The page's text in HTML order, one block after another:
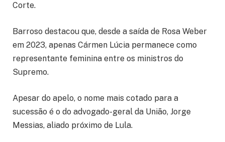
Corte.
Barroso destacou que, desde a saída de Rosa Weber
em 2023, apenas Cármen Lúcia permanece como
representante feminina entre os ministros do
Supremo.
Apesar do apelo, o nome mais cotado para a
sucessão é o do advogado-geral da União, Jorge
Messias, aliado próximo de Lula.